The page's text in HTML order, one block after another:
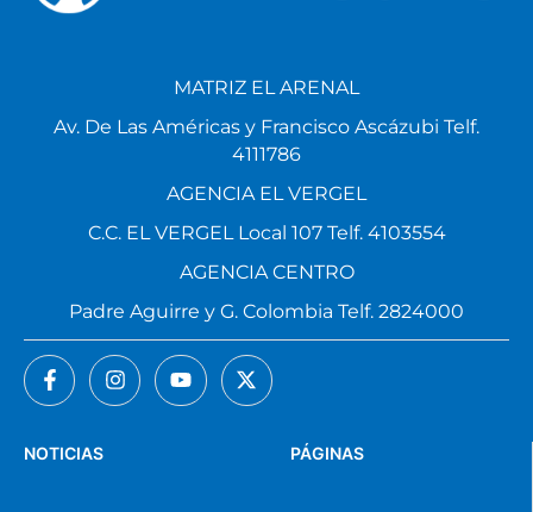
PÁGINAS
NOTICIAS
MATRIZ EL ARENAL
Av. De Las Américas y Francisco Ascázubi Telf.
4111786
AGENCIA EL VERGEL
C.C. EL VERGEL Local 107 Telf. 4103554
AGENCIA CENTRO
Padre Aguirre y G. Colombia Telf. 2824000